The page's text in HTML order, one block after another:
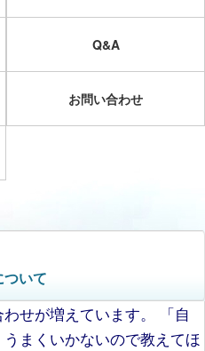
Q&A
お問い合わせ
ついて
せが増えています。 「自
まくいかないので教えてほ